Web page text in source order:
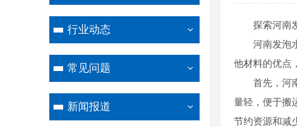
行业动态
常见问题
新闻报道
探索河南
河南发泡
他材料的优点
首先，河
量轻，便于搬
节约资源和减